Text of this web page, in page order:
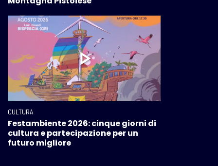
CULTURA
Festambiente 2026: cinque giorni di
cultura e partecipazione per un
futuro migliore